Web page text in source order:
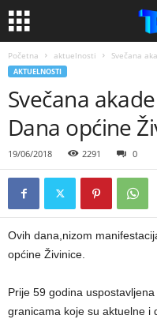
Početna aktuelnosti Svečana
AKTUELNOSTI
Svečana
Dana općine
19/06/2018 2291 0
Ovih dana,nizom
općine Živinice.
Prije 59 godina
granicama koje su aktuelne i